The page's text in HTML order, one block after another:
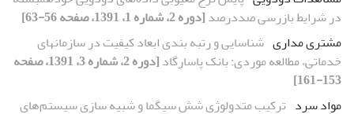
در شرایط بازرسی صددرصد[دوره 2، شماره 1، 1391، صفحه 56-63]
مشتری مداری شناسایی و رتبه بندی ابعاد کیفیت در سازمانهای
خدماتی، مطالعه موردی: بانک پاسارگاد
[دوره 2، شماره 3، 1391، صفحه
153-161]
مواد سرد ترکیب متدولوژی شش سیگما و شبیه سازی سیستم‌های